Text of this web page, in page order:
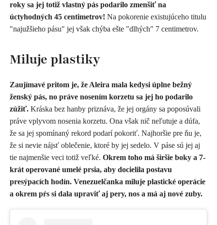
roky sa jej totiž vlastný pás podarilo zmenšiť na
úctyhodných 45 centimetrov! Na pokorenie existujúceho titulu
"najužšieho pásu" jej však chýba ešte "dlhých" 7 centimetrov.
Miluje plastiky
Zaujímavé pritom je, že Aleira mala kedysi úplne bežný
ženský pás, no práve nosením korzetu sa jej ho podarilo
zúžiť. Kráska bez hanby priznáva, že jej orgány sa poposúvali
práve vplyvom nosenia korzetu. Ona však nič neľutuje a dúfa,
že sa jej spomínaný rekord podarí pokoriť. Najhoršie pre ňu je,
že si nevie nájsť oblečenie, ktoré by jej sedelo. V páse sú jej aj
tie najmenšie veci totiž veľké. Okrem toho má širšie boky a 7-
krát operované umelé prsia, aby docielila postavu
presýpacích hodín. Venezuelčanka miluje plastické operácie
a okrem pŕs si dala upraviť aj pery, nos a má aj nové zuby.